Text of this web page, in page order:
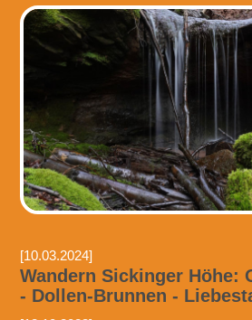
[10.03.2024]
Wandern Sickinger Höhe:
- Dollen-Brunnen -